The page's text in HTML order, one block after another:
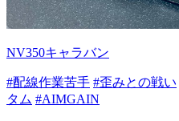
NV350キャラバン
#配線作業苦手 #歪みとの戦い
タム #AIMGAIN